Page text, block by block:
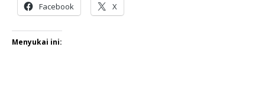
Facebook X
Menyukai ini: